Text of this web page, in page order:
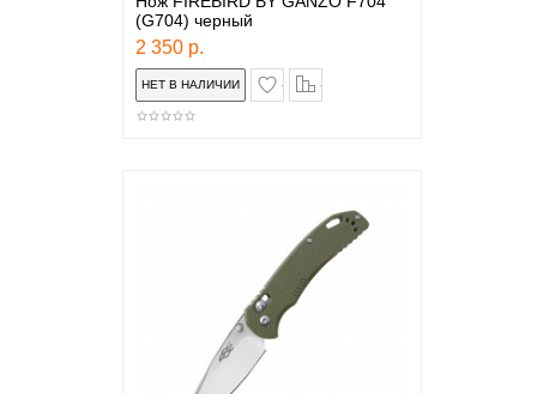
(G704) черный
2 350 р.
в закладки